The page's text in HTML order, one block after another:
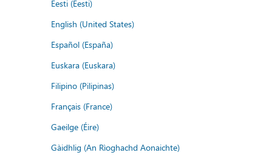
Eesti (Eesti)
English (United States)
Español (España)
Euskara (Euskara)
Filipino (Pilipinas)
Français (France)
Gaeilge (Éire)
Gàidhlig (An Rìoghachd Aonaichte)